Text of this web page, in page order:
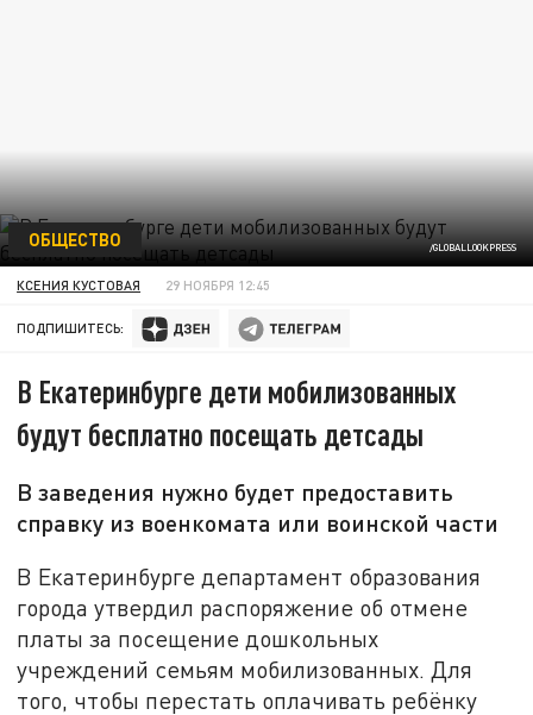
/GLOBALLOOKPRESS
ОБЩЕСТВО
КСЕНИЯ КУСТОВАЯ 29 НОЯБРЯ 12:45
ПОДПИШИТЕСЬ:
В Екатеринбурге дети мобилизованных
будут бесплатно посещать детсады
В заведения нужно будет предоставить
справку из военкомата или воинской части
В Екатеринбурге департамент образования
города утвердил распоряжение об отмене
платы за посещение дошкольных
учреждений семьям мобилизованных. Для
того, чтобы перестать оплачивать ребёнку